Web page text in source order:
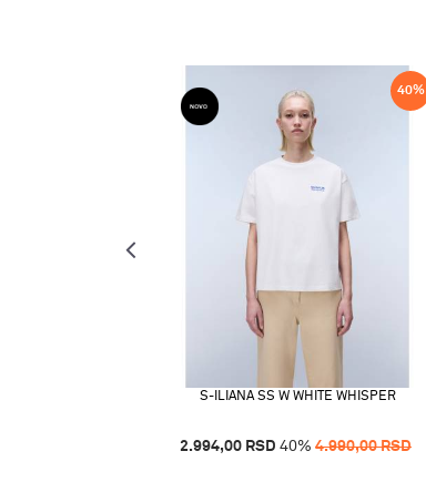
40%
S-ILIANA SS W WHITE WHISPER
2.994,00 RSD 40% 4.990,00RSD